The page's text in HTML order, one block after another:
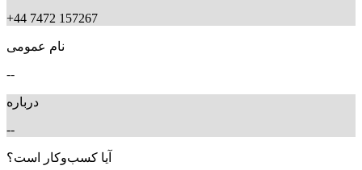
+44 7472 157267
نام عمومی
--
درباره
--
آیا کسب‌وکار است؟